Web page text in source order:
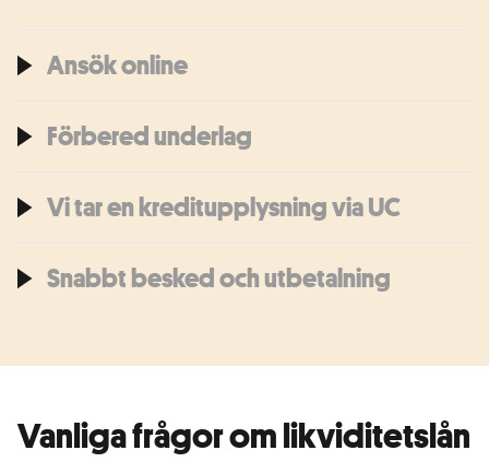
Ansök online
Förbered underlag
Vi tar en kreditupplysning via UC
Snabbt besked och utbetalning
Vanliga frågor om likviditetslån